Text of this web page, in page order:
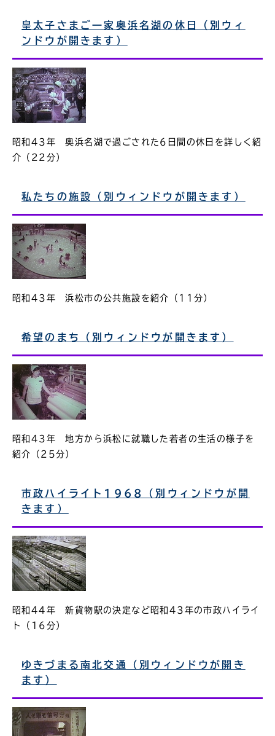
皇太子さまご一家奥浜名湖の休日（別ウィ
ンドウが開きます）
昭和43年 奥浜名湖で過ごされた6日間の休日を詳しく紹
介（22分）
私たちの施設（別ウィンドウが開きます）
昭和43年 浜松市の公共施設を紹介（11分）
希望のまち（別ウィンドウが開きます）
昭和43年 地方から浜松に就職した若者の生活の様子を
紹介（25分）
市政ハイライト1968（別ウィンドウが開
きます）
昭和44年 新貨物駅の決定など昭和43年の市政ハイライ
ト（16分）
ゆきづまる南北交通（別ウィンドウが開き
ます）